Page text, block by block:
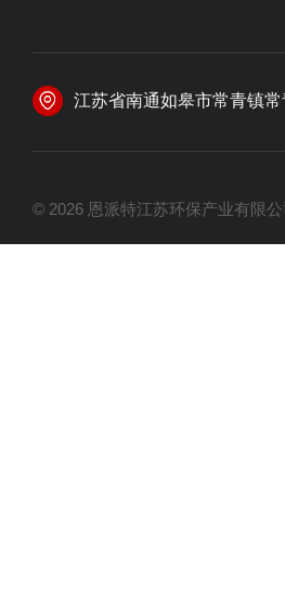
江苏省南通如皋市常青镇常
© 2026 恩派特江苏环保产业有限